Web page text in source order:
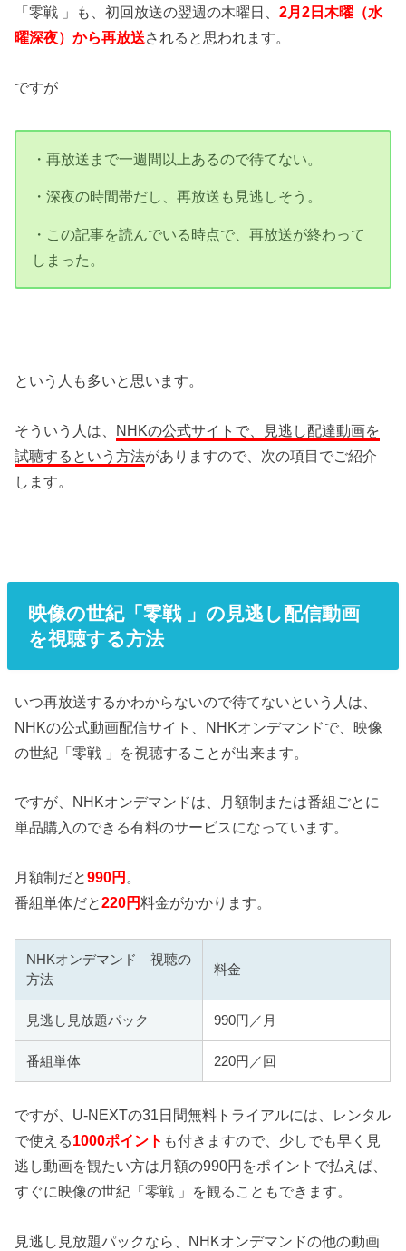
「零戦 」も、初回放送の翌週の木曜日、2月2日木曜（水
曜深夜）から再放送されると思われます。
ですが
・再放送まで一週間以上あるので待てない。
・深夜の時間帯だし、再放送も見逃しそう。
・この記事を読んでいる時点で、再放送が終わって
しまった。
という人も多いと思います。
そういう人は、 NHKの公式サイトで、見逃し配達動画を
試聴するという方法がありますので、次の項目でご紹介
します。
映像の世紀「零戦 」の見逃し配信動画
を視聴する方法
いつ再放送するかわからないので待てないという人は、
NHKの公式動画配信サイト、NHKオンデマンドで、映像
の世紀「零戦 」を視聴することが出来ます。
ですが、NHKオンデマンドは、月額制または番組ごとに
単品購入のできる有料のサービスになっています。
月額制だと990円 。
番組単体だと220円料金がかかります。
NHKオンデマンド 視聴の
方法
料金
見逃し見放題パック 990円／月
番組単体 220円／回
ですが、U-NEXTの31日間無料トライアルには、レンタル
で使える1000ポイント も付きますので、少しでも早く見
逃し動画を観たい方は月額の990円をポイントで払えば、
すぐに映像の世紀「零戦 」を観ることもできます。
見逃し見放題パックなら、NHKオンデマンドの他の動画